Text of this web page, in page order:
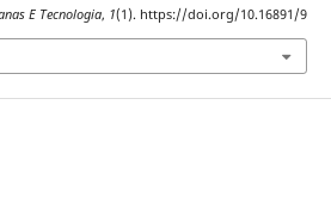
E Tecnologia, 1(1). https://doi.org/10.16891/9